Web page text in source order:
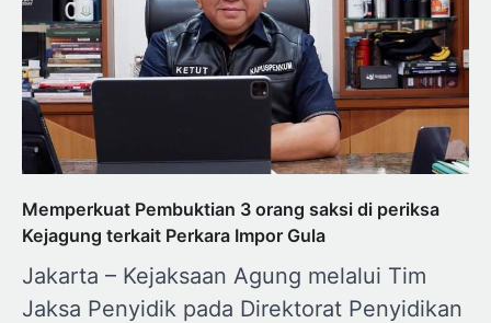
Memperkuat Pembuktian 3 orang saksi di periksa
Kejagung terkait Perkara Impor Gula
Jakarta – Kejaksaan Agung melalui Tim
Jaksa Penyidik pada Direktorat Penyidikan